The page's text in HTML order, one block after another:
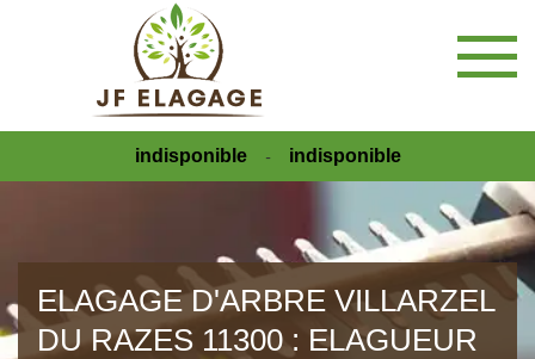
indisponible - indisponible
ELAGAGE D'ARBRE VILLARZEL
DU RAZES 11300 : ELAGUEUR